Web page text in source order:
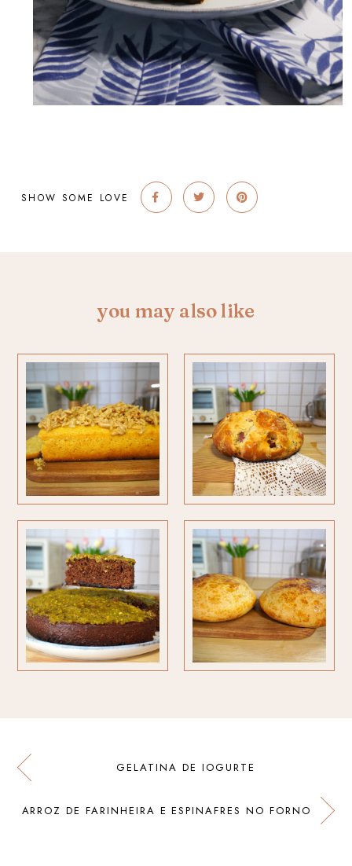
SHOW SOME LOVE
you may also like
GELATINA DE IOGURTE
ARROZ DE FARINHEIRA E ESPINAFRES NO FORNO